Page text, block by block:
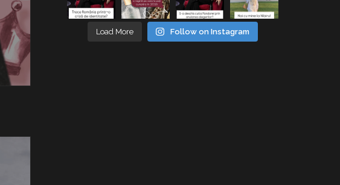
Load More Follow on Instagram